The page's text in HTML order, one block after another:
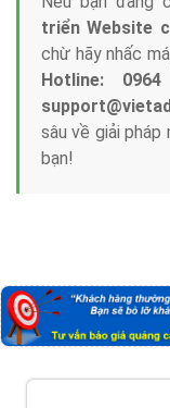
triển Website
chừ hãy nhấc
Hotline:
sâu về giải pháp
bạn!